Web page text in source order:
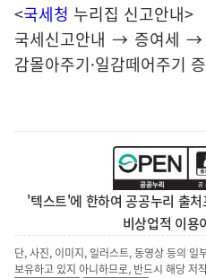
<국세청 누리집 신고안내>
국세신고안내 → 증여세
감몰아주기·일감떼어주기
'텍스트'에 한하여 공공누리 출
비상업적 이용
단, 사진, 이미지, 일러스트, 동영상 등의
보유하고 있지 아니하므로, 반드시 해당 저